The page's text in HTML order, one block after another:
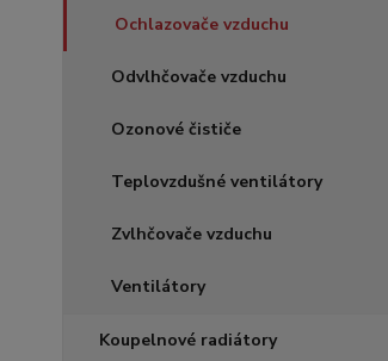
Ochlazovače vzduchu
Odvlhčovače vzduchu
Ozonové čističe
Teplovzdušné ventilátory
Zvlhčovače vzduchu
Ventilátory
Koupelnové radiátory